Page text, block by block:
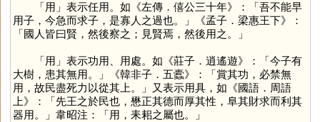
「用 」表示任用。如《左傳．僖公三十年》：「吾不能早
用子，今急而求子，是寡人之過也。」《孟子．梁惠王下》：
「國人皆曰賢，然後察之；見賢焉，然後用之。」
「用 」表示功用、用處。如《莊子．逍遙遊》：「今子有
大樹，患其無用。」《韓非子．五蠹》：「賞其功，必禁無
用，故民盡死力以從其上。」又表示用具，如《國語．周語
上》：「先王之於民也，懋正其德而厚其性，阜其財求而利其
器用。」韋昭注：「用，耒耜之屬也。」